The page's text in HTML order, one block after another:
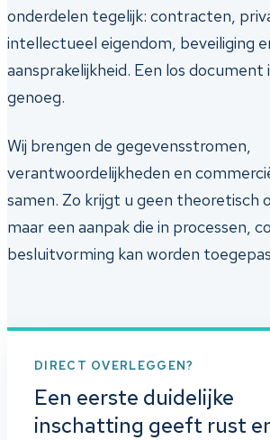
onderdelen tegelijk: contracten,
intellectueel eigendom, beveiliging
aansprakelijkheid. Een los document
genoeg.
Wij brengen de gegevensstromen,
verantwoordelijkheden en
samen. Zo krijgt u geen theoretisch
maar een aanpak die in processen,
besluitvorming kan worden
DIRECT OVERLEGGEN?
Een eerste duidelijke
inschatting geeft rust